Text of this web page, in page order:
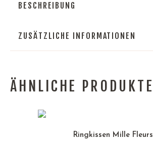
BESCHREIBUNG
ZUSÄTZLICHE INFORMATIONEN
ÄHNLICHE PRODUKTE
Ringkissen Mille Fleurs